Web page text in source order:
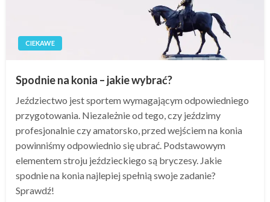
CIEKAWE
Spodnie na konia – jakie wybrać?
Jeździectwo jest sportem wymagającym odpowiedniego
przygotowania. Niezależnie od tego, czy jeździmy
profesjonalnie czy amatorsko, przed wejściem na konia
powinniśmy odpowiednio się ubrać. Podstawowym
elementem stroju jeździeckiego są bryczesy. Jakie
spodnie na konia najlepiej spełnią swoje zadanie?
Sprawdź!